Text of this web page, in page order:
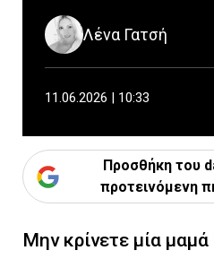
Λένα Γατσή
11.06.2026 | 10:33
Προσθήκη του
προτεινόμενη
Μην κρίνετε μία